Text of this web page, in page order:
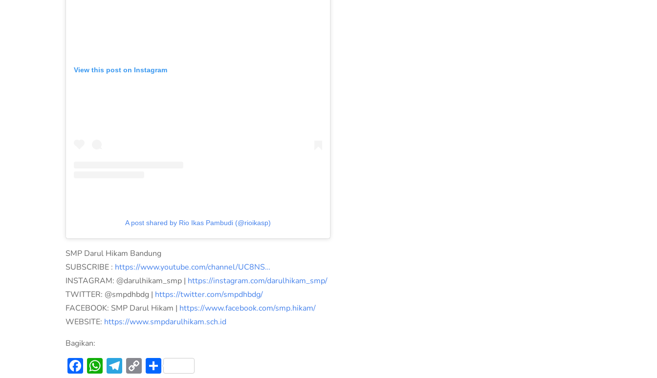
View this post on Instagram
A post shared by Rio Ikas Pambudi (@rioikasp)
SMP Darul Hikam Bandung
SUBSCRIBE : https://www.youtube.com/channel/UC8NS…
INSTAGRAM: @darulhikam_smp | https://instagram.com/darulhikam_smp/
TWITTER: @smpdhbdg | https://twitter.com/smpdhbdg/
FACEBOOK: SMP Darul Hikam | https://www.facebook.com/smp.hikam/
WEBSITE: https://www.smpdarulhikam.sch.id
Bagikan:
Facebook
WhatsApp
Telegram
CopyShare